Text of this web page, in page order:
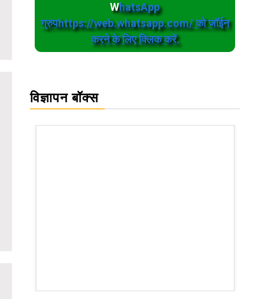
WhatsApp
ग्रुपhttps://web.whatsapp.com/ को जॉईन
करने के लिए क्लिक करें.
विज्ञापन बॉक्स